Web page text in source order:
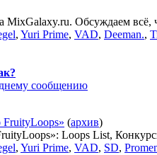
MixGalaxy.ru. Обсуждаем
, Yuri Prime, VAD, Deeman.,
FruityLoops» (архив)
Loops List,
, Yuri Prime, VAD, SD,